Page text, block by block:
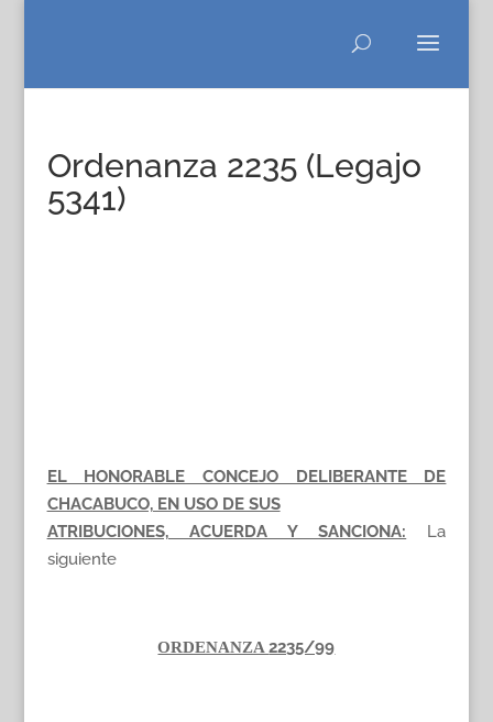
Ordenanza 2235 (Legajo
5341)
EL HONORABLE CONCEJO DELIBERANTE DE
CHACABUCO, EN USO DE SUS
ATRIBUCIONES, ACUERDA Y SANCIONA: La
siguiente
ORDENANZA2235/99